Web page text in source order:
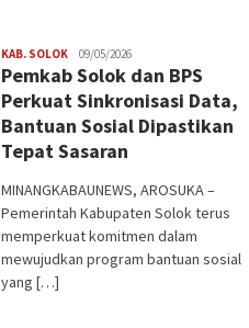
KAB. SOLOKRedaksi
09/05/2026
Pemkab Solok dan BPS
Perkuat Sinkronisasi Data,
Bantuan Sosial Dipastikan
Tepat Sasaran
MINANGKABAUNEWS, AROSUKA –
Pemerintah Kabupaten Solok terus
memperkuat komitmen dalam
mewujudkan program bantuan sosial
yang […]